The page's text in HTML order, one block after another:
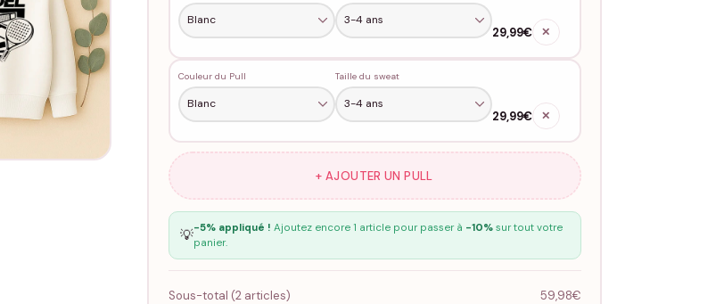
29,99€ ✕
Couleur du Pull Taille du sweat
29,99€ ✕
+ AJOUTER UN PULL
💡-5% appliqué ! Ajoutez encore 1 article pour passer à -10%sur tout votre
panier.
Sous-total (2articles)
59,98€